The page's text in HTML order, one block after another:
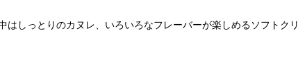
しっとりのカヌレ、いろいろなフレーバーが楽しめるソフトクリ